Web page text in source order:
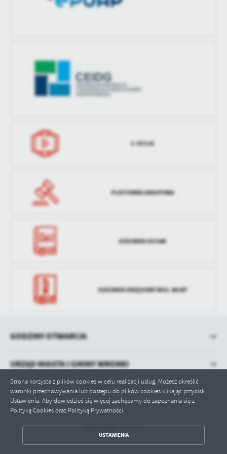
Strona korzysta z plików cookies w celu realizacji usług. Możesz określić
warunki przechowywania lub dostępu do plików cookies klikając przycisk
Ustawienia. Aby dowiedzieć się więcej zachęcamy do zapoznania się z
Polityką Cookies oraz Polityką Prywatności.
USTAWIENIA
E-SESJA
PLATFORMA ZAKUPOWA
DZIENNIK USTAW
DZIENNIK URZĘDOWY WOJ. WLKP
GODZINY OTWARCIA
URZĄD MIASTA I GMINY WRONKI
Odwiedzin: 1001923